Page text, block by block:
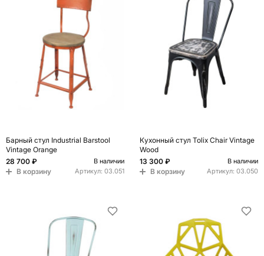
Барный стул Industrial Barstool
Vintage Orange
28 700 ₽
В наличии
В корзину Артикул: 03.051
Кухонный стул Tolix Chair Vintage
Wood
13 300 ₽
В наличии
В корзину Артикул: 03.050